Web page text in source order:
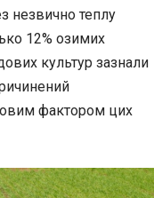
незвично теплу
12% озимих
культур зазнали
фактором цих